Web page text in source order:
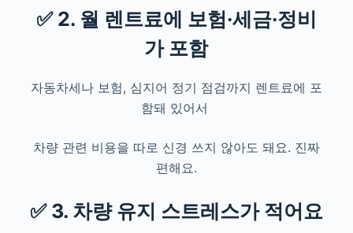
✅ 2. 월 렌트료에 보험·세금·정비
가 포함
자동차세나 보험, 심지어 정기 점검까지 렌트료에 포
함돼 있어서
차량 관련 비용을 따로 신경 쓰지 않아도 돼요. 진짜
편해요.
✅ 3. 차량 유지 스트레스가 적어요